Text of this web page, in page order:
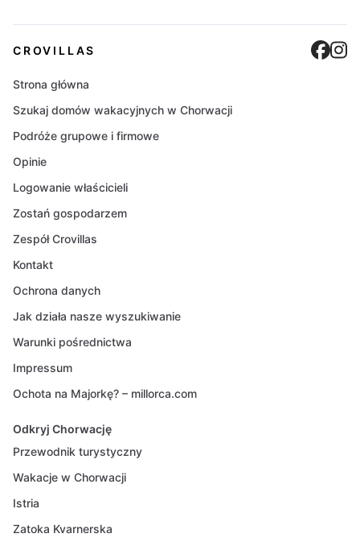
CROVILLAS
Strona główna
Szukaj domów wakacyjnych w Chorwacji
Podróże grupowe i firmowe
Opinie
Logowanie właścicieli
Zostań gospodarzem
Zespół Crovillas
Kontakt
Ochrona danych
Jak działa nasze wyszukiwanie
Warunki pośrednictwa
Impressum
Ochota na Majorkę? – millorca.com
Odkryj Chorwację
Przewodnik turystyczny
Wakacje w Chorwacji
Istria
Zatoka Kvarnerska